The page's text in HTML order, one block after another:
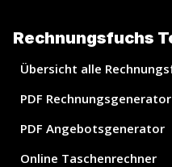
Rechnungsfuchs
Übersicht alle
PDF Rechnungsgenerator
PDF Angebotsgenerator
Online Taschenrechner